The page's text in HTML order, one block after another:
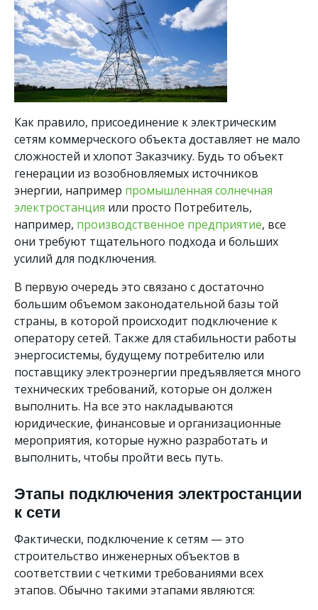
Как правило, присоединение к электрическим
сетям коммерческого объекта доставляет не мало
сложностей и хлопот Заказчику. Будь то объект
генерации из возобновляемых источников
энергии, например промышленная солнечная
электростанция или просто Потребитель,
например, производственное предприятие, все
они требуют тщательного подхода и больших
усилий для подключения.
В первую очередь это связано с достаточно
большим объемом законодательной базы той
страны, в которой происходит подключение к
оператору сетей. Также для стабильности работы
энергосистемы, будущему потребителю или
поставщику электроэнергии предъявляется много
технических требований, которые он должен
выполнить. На все это накладываются
юридические, финансовые и организационные
мероприятия, которые нужно разработать и
выполнить, чтобы пройти весь путь.
Этапы подключения электростанции
к сети
Фактически, подключение к сетям — это
строительство инженерных объектов в
соответствии с четкими требованиями всех
этапов. Обычно такими этапами являются: